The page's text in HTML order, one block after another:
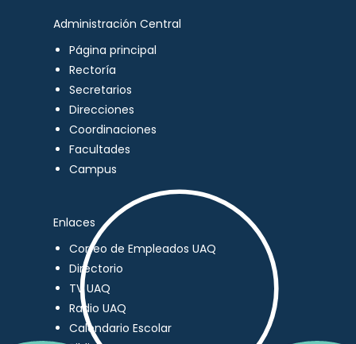
Administración Central
Página principal
Rectoría
Secretarios
Direcciones
Coordinaciones
Facultades
Campus
Enlaces
Correo de Empleados UAQ
Directorio
TV UAQ
Radio UAQ
Calendario Escolar